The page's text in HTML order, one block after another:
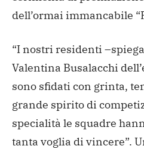
dell’ormai immancabile
“I nostri residenti
Valentina Busalacchi
sono sfidati con grinta,
grande spirito di
specialità le squadre
tanta voglia di vincere”.